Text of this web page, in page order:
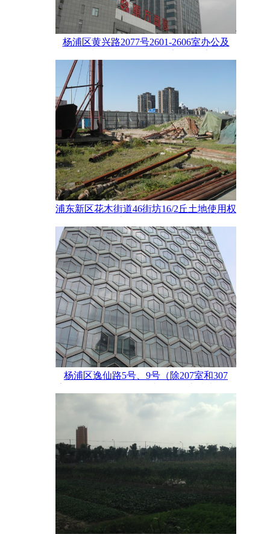
杨浦区黄兴路2077号2601-2606室办公及
浦东新区花木街道46街坊16/2丘土地使用权
杨浦区逸仙路5号、9号（除207室和307